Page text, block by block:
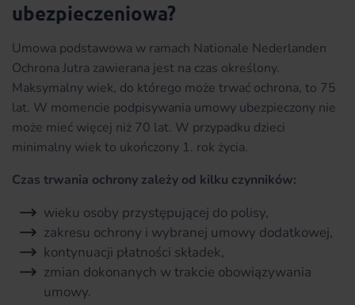
ubezpieczeniowa?
Umowa podstawowa w ramach Nationale Nederlanden
Ochrona Jutra zawierana jest na czas określony.
Maksymalny wiek, do którego może trwać ochrona, to 75
lat. W momencie podpisywania umowy ubezpieczony nie
może mieć więcej niż 70 lat. W przypadku dzieci
minimalny wiek to ukończony 1. rok życia.
Czas trwania ochrony zależy od kilku czynników:
wieku osoby przystępującej do polisy,
zakresu ochrony i wybranej umowy dodatkowej,
kontynuacji płatności składek,
zmian dokonanych w trakcie obowiązywania
umowy.